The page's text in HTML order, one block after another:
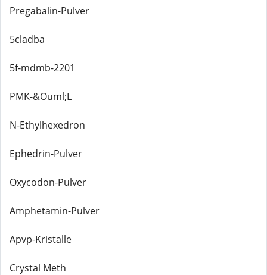
Pregabalin-Pulver
5cladba
5f-mdmb-2201
PMK-&Ouml;L
N-Ethylhexedron
Ephedrin-Pulver
Oxycodon-Pulver
Amphetamin-Pulver
Apvp-Kristalle
Crystal Meth